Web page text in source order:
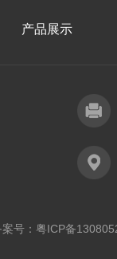
产品展示
号： 粤ICP备